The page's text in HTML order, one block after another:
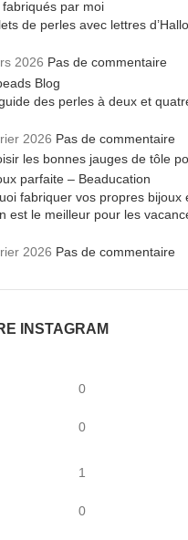
de perles avec lettres
2026 Pas de commentaire
des perles à deux et
2026 Pas de commentaire
fabriquer vos propres bijoux
est le meilleur pour les
2026 Pas de commentaire
INSTAGRAM
0
0
1
0